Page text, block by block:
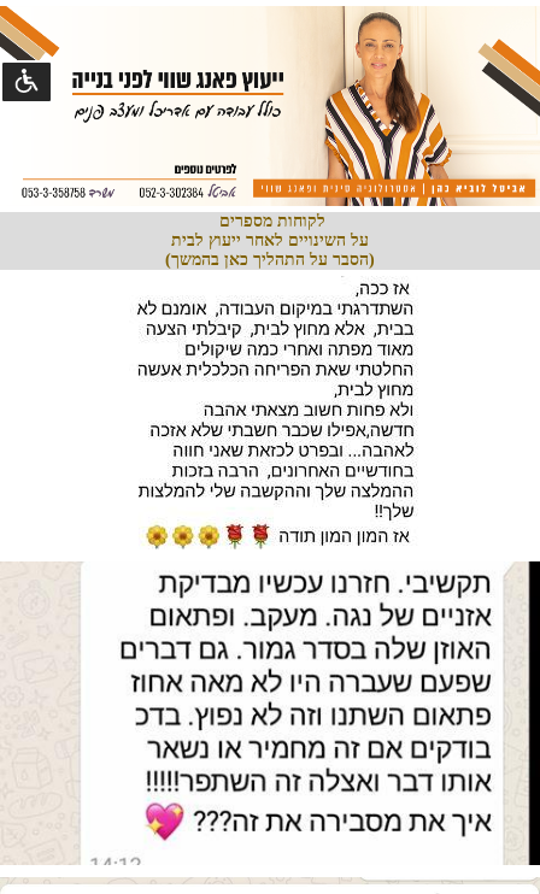
לקוחות מספרים
על השינויים לאחר ייעוץ לבית
(הסבר על התהליך כאן בהמשך)
פיתוח
מערכות